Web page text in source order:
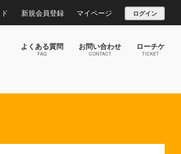
新規会員登録 マイページ ログイン
よくある質問
FAQ
お問い合わせ
CONTACT
ローチケ
TICKET